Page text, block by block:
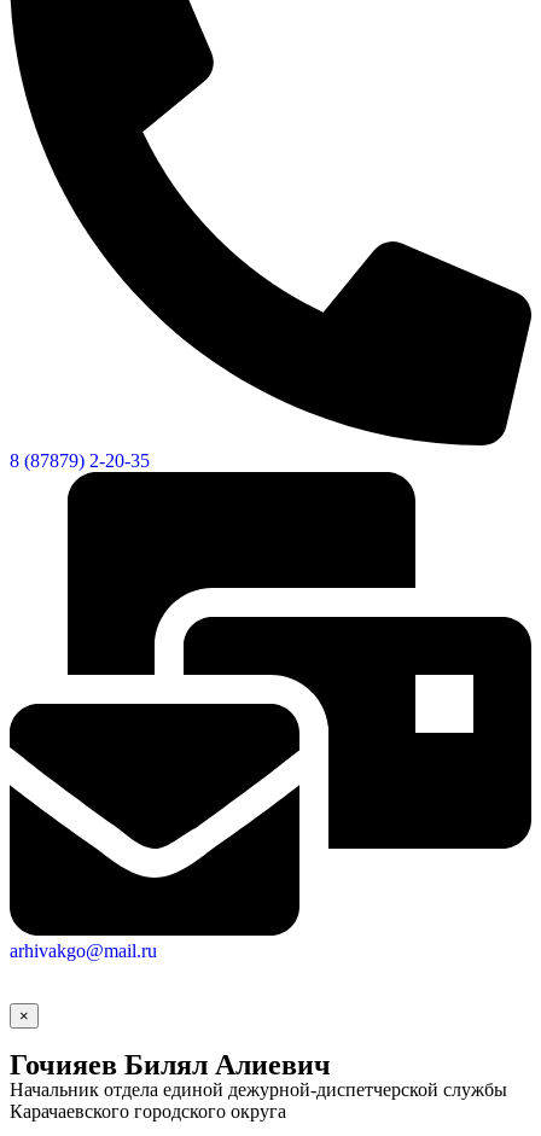
8 (87879) 2-20-35
arhivakgo@mail.ru
×
Гочияев Билял Алиевич
Начальник отдела единой дежурной-диспетчерской службы
Карачаевского городского округа